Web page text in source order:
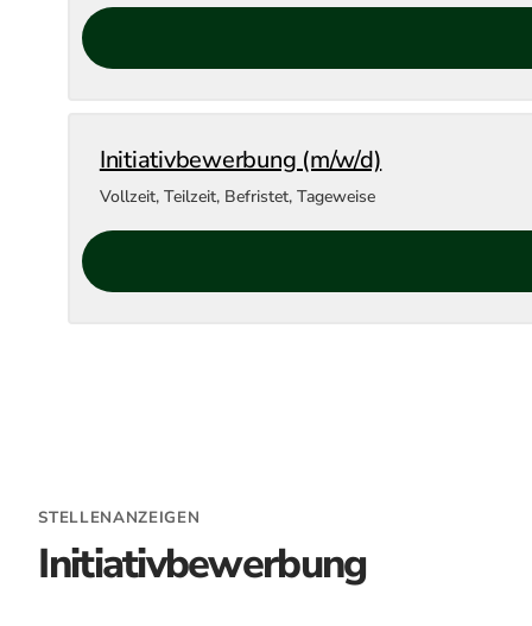
Initiativbewerbung (m/w/d)
Vollzeit, Teilzeit, Befristet, Tageweise
STELLENANZEIGEN
Initiativbewerbung